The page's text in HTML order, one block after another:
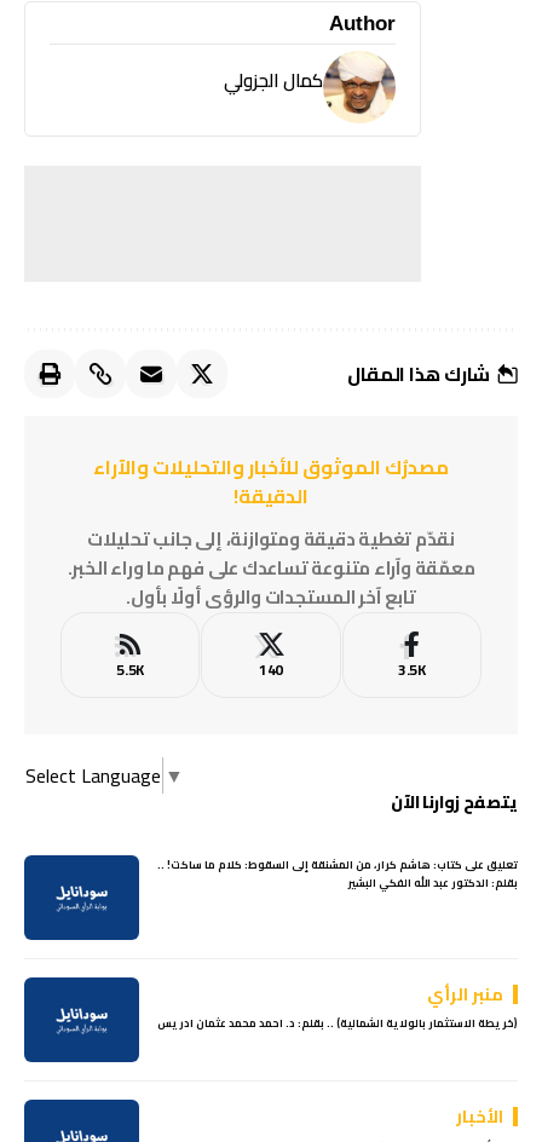
Author
كمال الجزولي
شارك هذا المقال
مصدرُك الموثوق للأخبار والتحليلات والآراء
الدقيقة!
نقدّم تغطية دقيقة ومتوازنة، إلى جانب تحليلات
معمّقة وآراء متنوعة تساعدك على فهم ما وراء الخبر.
تابع آخر المستجدات والرؤى أولًا بأول.
3.5K
140
5.5K
Select Language ▼
يتصفح زوارنا الآن
تعليق على كتاب: هاشم كرار، من المشنقة إلى السقوط: كلام ما ساكت! ..
بقلم: الدكتور عبد الله الفكي البشير
منبر الرأي
(خريطة الاستثمار بالولاية الشمالية) .. بقلم: د. احمد محمد عثمان ادريس
الأخبار